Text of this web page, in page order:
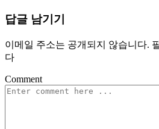
답글 남기기
이메일 주소는 공개되지 않습니다.
다
Comment